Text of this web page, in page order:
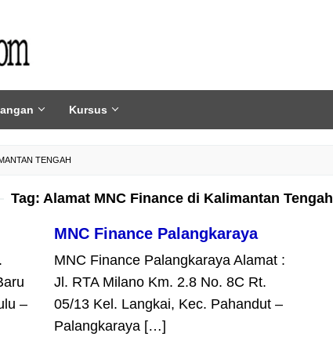
Kursus
TENGAH
Tag: Alamat MNC Finance di Kalimantan Tengah
–
MNC Finance Palangkaraya
MNC Finance Palangkaraya Alamat :
Jl. RTA Milano Km. 2.8 No. 8C Rt.
05/13 Kel. Langkai, Kec. Pahandut –
Palangkaraya […]